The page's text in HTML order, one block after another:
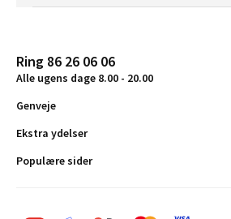
Ring 86 26 06 06
Alle ugens dage 8.00 - 20.00
Genveje
Ekstra ydelser
Populære sider